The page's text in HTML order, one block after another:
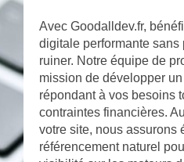
Avec Goodalldev.fr,
digitale performante sans
ruiner. Notre équipe de
mission de développer
répondant à vos besoins
contraintes financières.
votre site, nous assurons
référencement naturel